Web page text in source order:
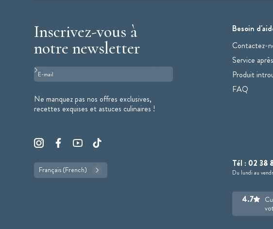
Besoin
Contactez-
Service
Produit
FAQ
Inscrivez-vous à
notre newsletter
Format : adresse@email.com
Ne manquez pas nos offres exclusives,
recettes exquises et astuces culinaires !
Français (French)
Tél : 02 38
Du lundi au
4.7